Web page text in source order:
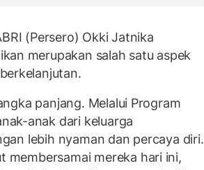
(Persero) Okki Jatnika
merupakan salah satu aspek
panjang. Melalui Program
anak dari keluarga
lebih nyaman dan percaya diri.
membersamai mereka hari ini,